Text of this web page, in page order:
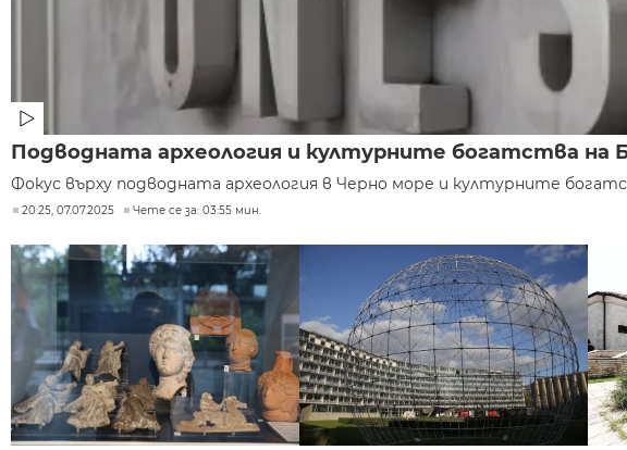
Подводната археология и културните богатства на
Фокус върху подводната археология в Черно море и културните
20:25, 07.07.2025 Чете се за: 03:55 мин.